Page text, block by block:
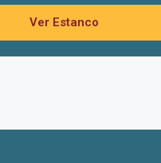
Ver Estanco